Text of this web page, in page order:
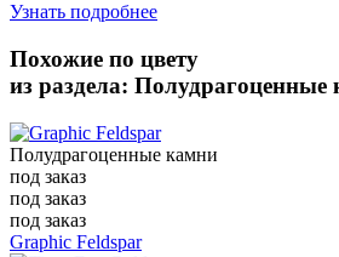
Узнать подробнее
Похожие по цвету
из раздела: Полудрагоценные
Полудрагоценные камни
под заказ
под заказ
под заказ
Graphic Feldspar